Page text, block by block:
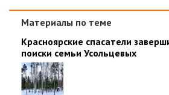
Материалы по теме
Красноярские спасатели
поиски семьи Усольцевых